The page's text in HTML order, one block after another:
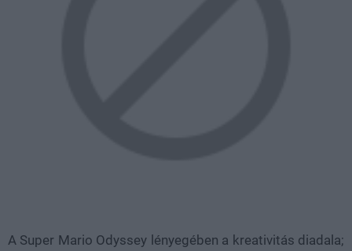
A Super Mario Odyssey lényegében a kreativitás diadala;